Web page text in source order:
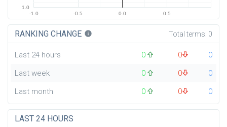
-1.0 -0.5 0.0 0.5
1.0
RANKING CHANGE info Total terms: 0
Last 24 hours 0 0
0
Last week
0 0
0
Last month
0 0 0
LAST 24 HOURS